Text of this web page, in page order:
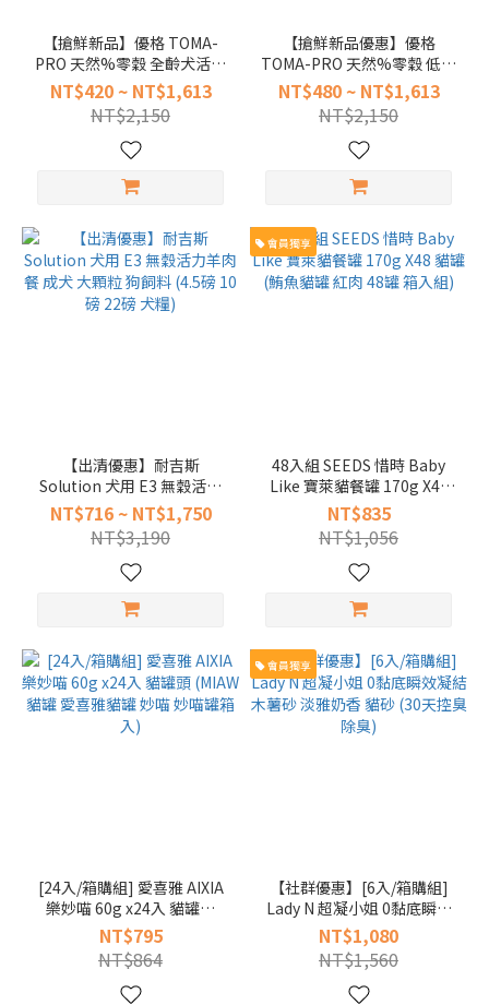
(3)
耐
(2)
超
阿爾卑
斯 (1)
Ambrosia
安柏希雅
DAILY
DELIGHT
爵士貓吧
價格
(NT$)
【搶鮮新品】優格 TOMA-
PRO 天然%零穀 全齡犬活力
配方 牛肉+雞肉 2.5磅 5.5磅
15磅 犬糧 (熟齡 狗飼料 無穀)
NT$420 ~ NT$1,613
NT$2,150
【搶鮮新品優惠】優格
TOMA-PRO 天然%零穀 低碳
高蛋白 熟齡貓雞肉配方 2.5磅
5.5磅 14磅 貓飼料 (貓糧 老貓
無穀)
NT$480 ~ NT$1,613
NT$2,150
【出清優惠】耐吉斯
Solution 犬用 E3 無穀活力
羊肉餐 成犬 大顆粒 狗飼料
(4.5磅 10磅 22磅 犬糧)
NT$716 ~ NT$1,750
NT$3,190
會員獨享
48入組 SEEDS 惜時 Baby
Like 寶萊貓餐罐 170g X48
貓罐 (鮪魚貓罐 紅肉 48罐 箱
入組)
NT$835
NT$1,056
[24入/箱購組] 愛喜雅 AIXIA
樂妙喵 60g x24入 貓罐頭
(MIAW 貓罐 愛喜雅貓罐 妙喵
妙喵罐箱入)
NT$795
NT$864
會員獨享
【社群優惠】[6入/箱購組]
Lady N 超凝小姐 0黏底瞬效
凝結木薯砂 淡雅奶香 貓砂
(30天控臭 除臭)
NT$1,080
NT$1,560